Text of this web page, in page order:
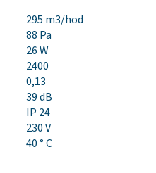
295 m3/hod
88 Pa
26 W
2400
0,13
39 dB
IP 24
230 V
40 ° C